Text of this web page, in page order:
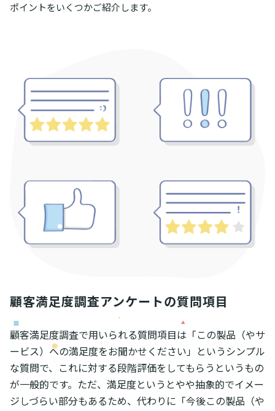
ポイントをいくつかご紹介します。
顧客満足度調査アンケートの質問項目
顧客満足度調査で用いられる質問項目は「この製品（やサ
ービス）への満足度をお聞かせください」というシンプル
な質問で、これに対する段階評価をしてもらうというもの
が一般的です。ただ、満足度というとやや抽象的でイメー
ジしづらい部分もあるため、代わりに「今後この製品（や